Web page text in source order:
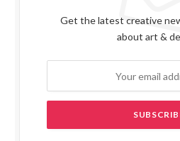
Get the latest creative
about art &